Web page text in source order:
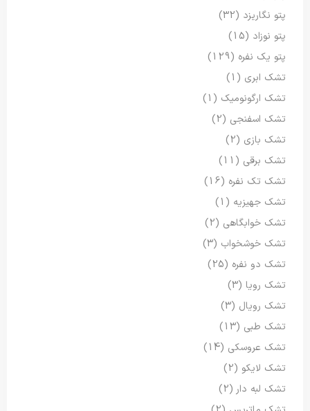
پتو نگاریزد (32)
پتو نوزاد (15)
پتو یک نفره (129)
تشک ابری (1)
تشک ارگونومیک (1)
تشک اسفنجی (2)
تشک بازی (2)
تشک برقی (11)
تشک تک نفره (16)
تشک جهیزیه (1)
تشک خوابگاهی (2)
تشک خوشخواب (3)
تشک دو نفره (25)
تشک رویا (3)
تشک رویال (3)
تشک طبی (13)
تشک عروسکی (14)
تشک لایکو (2)
تشک لبه دار (2)